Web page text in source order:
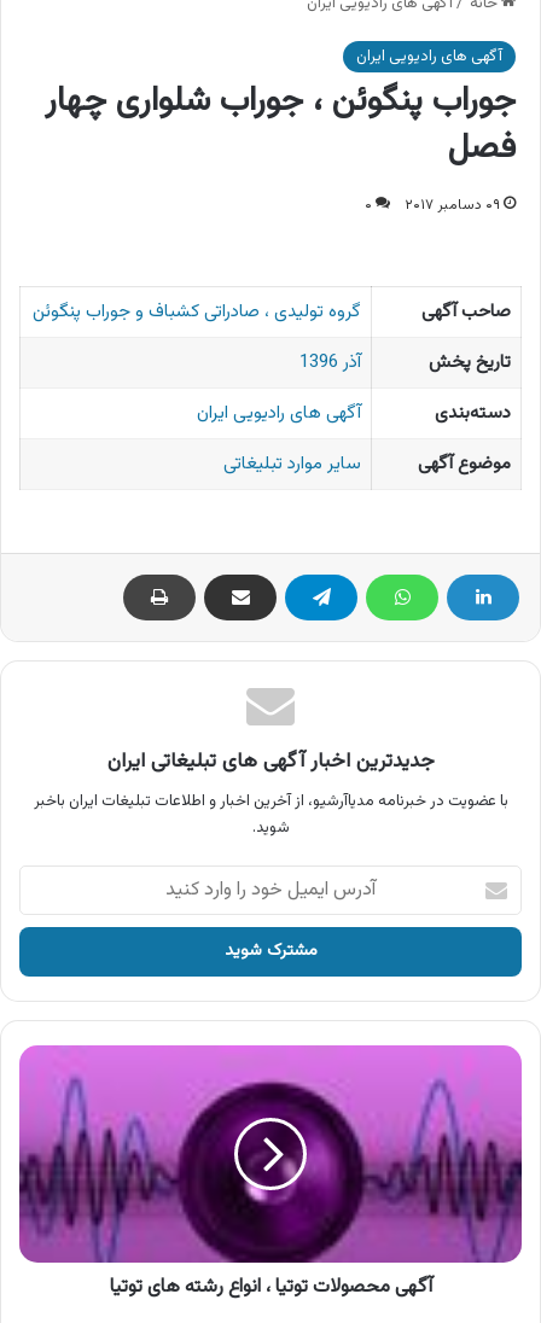
آگهی های رادیویی ایران
جوراب پنگوئن ، جوراب شلواری چهار
فصل
۰۹ دسامبر ۲۰۱۷ ۰
صاحب آگهی
گروه تولیدی ، صادراتی کشباف و جوراب پنگوئن
تاریخ پخش
آذر 1396
دسته‌بندی
آگهی های رادیویی ایران
موضوع آگهی
سایر موارد تبلیغاتی
جدیدترین اخبار آگهی های تبلیغاتی ایران
با عضویت در خبرنامه مدیاآرشیو، از آخرین اخبار و اطلاعات تبلیغات ایران باخبر
شوید.
آدرس
ایمیل
خود
وارد
کنید
آگهی
محصولات
،
انواع
رشته
های
توتیا
آگهی محصولات توتیا ، انواع رشته های توتیا